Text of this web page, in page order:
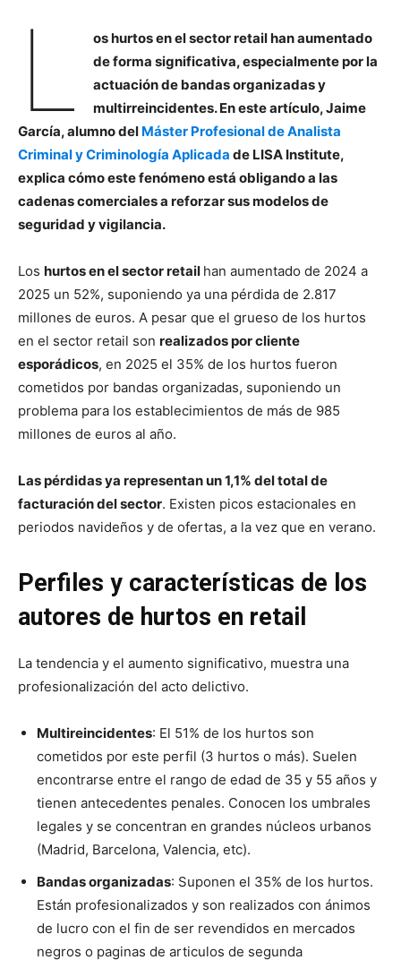
L
os hurtos en el sector retail han aumentado
de forma significativa, especialmente por la
actuación de bandas organizadas y
multirreincidentes. En este artículo, Jaime
García, alumno del Máster Profesional de Analista
Criminal y Criminología Aplicada de LISA Institute,
explica cómo este fenómeno está obligando a las
cadenas comerciales a reforzar sus modelos de
seguridad y vigilancia.
Los hurtos en el sector retail han aumentado de 2024 a
2025 un 52%, suponiendo ya una pérdida de 2.817
millones de euros. A pesar que el grueso de los hurtos
en el sector retail son realizados por cliente
esporádicos, en 2025 el 35% de los hurtos fueron
cometidos por bandas organizadas, suponiendo un
problema para los establecimientos de más de 985
millones de euros al año.
Las pérdidas ya representan un 1,1% del total de
facturación del sector. Existen picos estacionales en
periodos navideños y de ofertas, a la vez que en verano.
Perfiles y características de los
autores de hurtos en retail
La tendencia y el aumento significativo, muestra una
profesionalización del acto delictivo.
Multireincidentes: El 51% de los hurtos son
cometidos por este perfil (3 hurtos o más). Suelen
encontrarse entre el rango de edad de 35 y 55 años y
tienen antecedentes penales. Conocen los umbrales
legales y se concentran en grandes núcleos urbanos
(Madrid, Barcelona, Valencia, etc).
Bandas organizadas: Suponen el 35% de los hurtos.
Están profesionalizados y son realizados con ánimos
de lucro con el fin de ser revendidos en mercados
negros o paginas de articulos de segunda